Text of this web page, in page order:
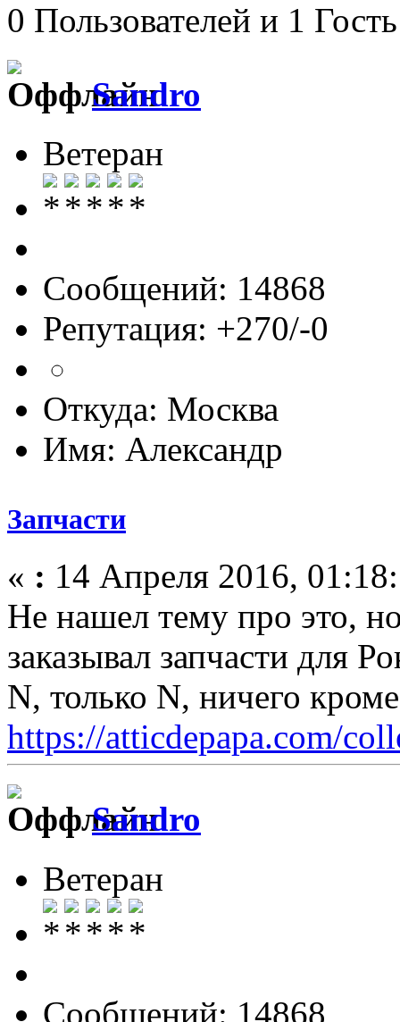
0 Пользователей и 1
Sandro
Ветеран
Сообщений: 14868
Репутация: +270/-0
Откуда: Москва
Имя: Александр
Запчасти
« : 14 Апреля 2016,
Не нашел тему про это,
заказывал запчасти для
N, только N, ничего
https://atticdepapa.com/
Sandro
Ветеран
Сообщений: 14868